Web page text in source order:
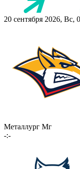
20 сентября 2026, Вс,
Металлург Мг
-:-